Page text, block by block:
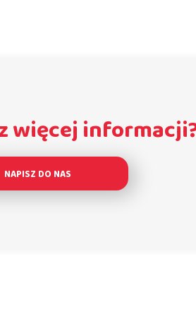
więcej
NAPISZ DO NAS